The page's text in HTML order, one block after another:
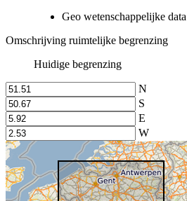
Geo wetenschappelijke data
Omschrijving ruimtelijke begrenzing
Huidige begrenzing
N
S
E
W